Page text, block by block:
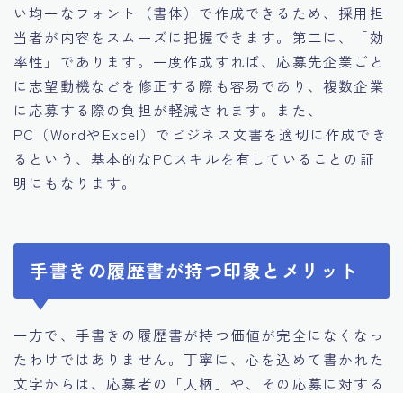
い均一なフォント（書体）で作成できるため、採用担
当者が内容をスムーズに把握できます。第二に、「効
率性」であります。一度作成すれば、応募先企業ごと
に志望動機などを修正する際も容易であり、複数企業
に応募する際の負担が軽減されます。また、
PC（WordやExcel）でビジネス文書を適切に作成でき
るという、基本的なPCスキルを有していることの証
明にもなります。
手書きの履歴書が持つ印象とメリット
一方で、手書きの履歴書が持つ価値が完全になくなっ
たわけではありません。丁寧に、心を込めて書かれた
文字からは、応募者の「人柄」や、その応募に対する